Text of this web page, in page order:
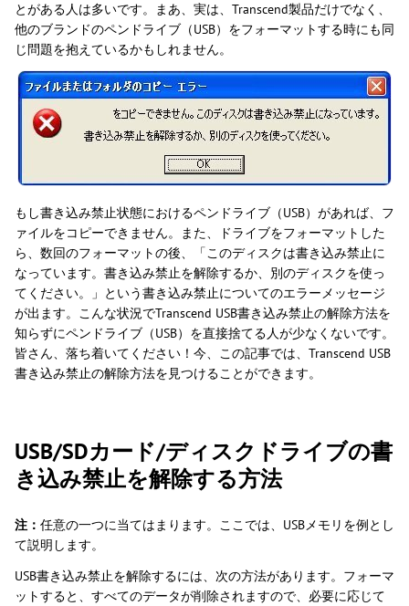
とがある人は多いです。まあ、実は、Transcend製品だけでなく、
他のブランドのペンドライブ（USB）をフォーマットする時にも同
じ問題を抱えているかもしれません。
もし書き込み禁止状態におけるペンドライブ（USB）があれば、フ
ァイルをコピーできません。また、ドライブをフォーマットした
ら、数回のフォーマットの後、「このディスクは書き込み禁止に
なっています。書き込み禁止を解除するか、別のディスクを使っ
てください。」という書き込み禁止についてのエラーメッセージ
が出ます。こんな状況でTranscend USB書き込み禁止の解除方法を
知らずにペンドライブ（USB）を直接捨てる人が少なくないです。
皆さん、落ち着いてください！今、この記事では、Transcend USB
書き込み禁止の解除方法を見つけることができます。
USB/SDカード/ディスクドライブの書
き込み禁止を解除する方法
注： 任意の一つに当てはまります。ここでは、USBメモリを例とし
て説明します。
USB書き込み禁止を解除するには、次の方法があります。フォーマ
ットすると、すべてのデータが削除されますので、必要に応じて